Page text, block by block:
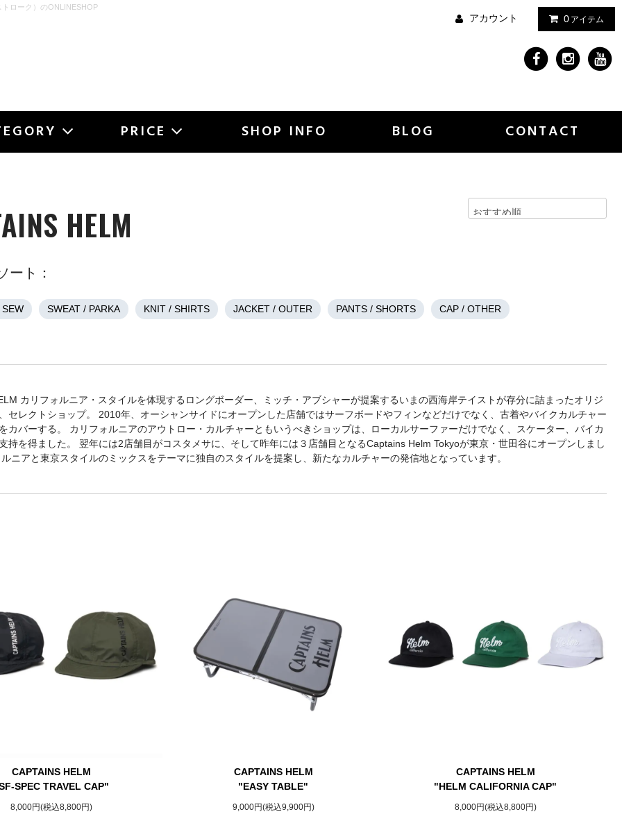
ローク）のONLINESHOP
アカウント 0 アイテム
PRICE SHOP INFO BLOG CONTACT
HELM
ート：
SWEAT / PARKA KNIT / SHIRTS JACKET / OUTER PANTS / SHORTS CAP / OTHER
カリフォルニア・スタイルを体現するロングボーダー、ミッチ・アブシャーが提案するいまの西海岸テイストが存分に詰まったオリジ
セレクトショップ。 2010年、オーシャンサイドにオープンした店舗ではサーフボードやフィンなどだけでなく、古着やバイクカルチャー
カバーする。 カリフォルニアのアウトロー・カルチャーともいうべきショップは、ローカルサーファーだけでなく、スケーター、バイカ
持を得ました。 翌年には2店舗目がコスタメサに、そして昨年には３店舗目となるCaptains Helm Tokyoが東京・世田谷にオープンしまし
ニアと東京スタイルのミックスをテーマに独自のスタイルを提案し、新たなカルチャーの発信地となっています。
CAPTAINS HELM
SPEC TRAVEL CAP"
8,000円(税込8,800円)
CAPTAINS HELM
"EASY TABLE"
9,000円(税込9,900円)
CAPTAINS HELM
"HELM CALIFORNIA CAP"
8,000円(税込8,800円)